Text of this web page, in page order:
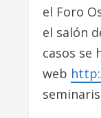
el Foro
el salón
casos se
web